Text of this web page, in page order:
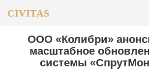
CIVITAS
ОБЩЕСТВО
ООО «Колибри»
масштабное
системы